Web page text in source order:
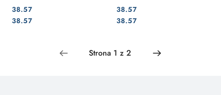
Cena:
38.57
Cena:
38.57 Cena:
38.57
Cena:
38.57